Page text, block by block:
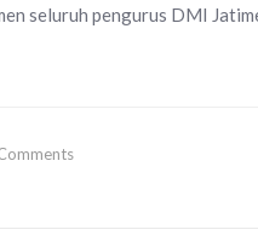
seluruh pengurus DMI